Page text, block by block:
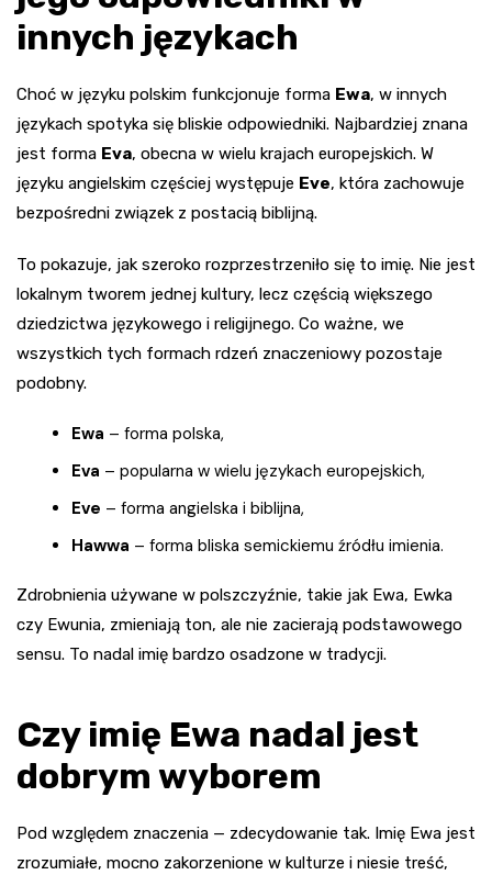
innych językach
Choć w języku polskim funkcjonuje forma Ewa, w innych
językach spotyka się bliskie odpowiedniki. Najbardziej znana
jest forma Eva, obecna w wielu krajach europejskich. W
języku angielskim częściej występuje Eve, która zachowuje
bezpośredni związek z postacią biblijną.
To pokazuje, jak szeroko rozprzestrzeniło się to imię. Nie jest
lokalnym tworem jednej kultury, lecz częścią większego
dziedzictwa językowego i religijnego. Co ważne, we
wszystkich tych formach rdzeń znaczeniowy pozostaje
podobny.
Ewa – forma polska,
Eva – popularna w wielu językach europejskich,
Eve – forma angielska i biblijna,
Hawwa – forma bliska semickiemu źródłu imienia.
Zdrobnienia używane w polszczyźnie, takie jak Ewa, Ewka
czy Ewunia, zmieniają ton, ale nie zacierają podstawowego
sensu. To nadal imię bardzo osadzone w tradycji.
Czy imię Ewa nadal jest
dobrym wyborem
Pod względem znaczenia — zdecydowanie tak. Imię Ewa jest
zrozumiałe, mocno zakorzenione w kulturze i niesie treść,